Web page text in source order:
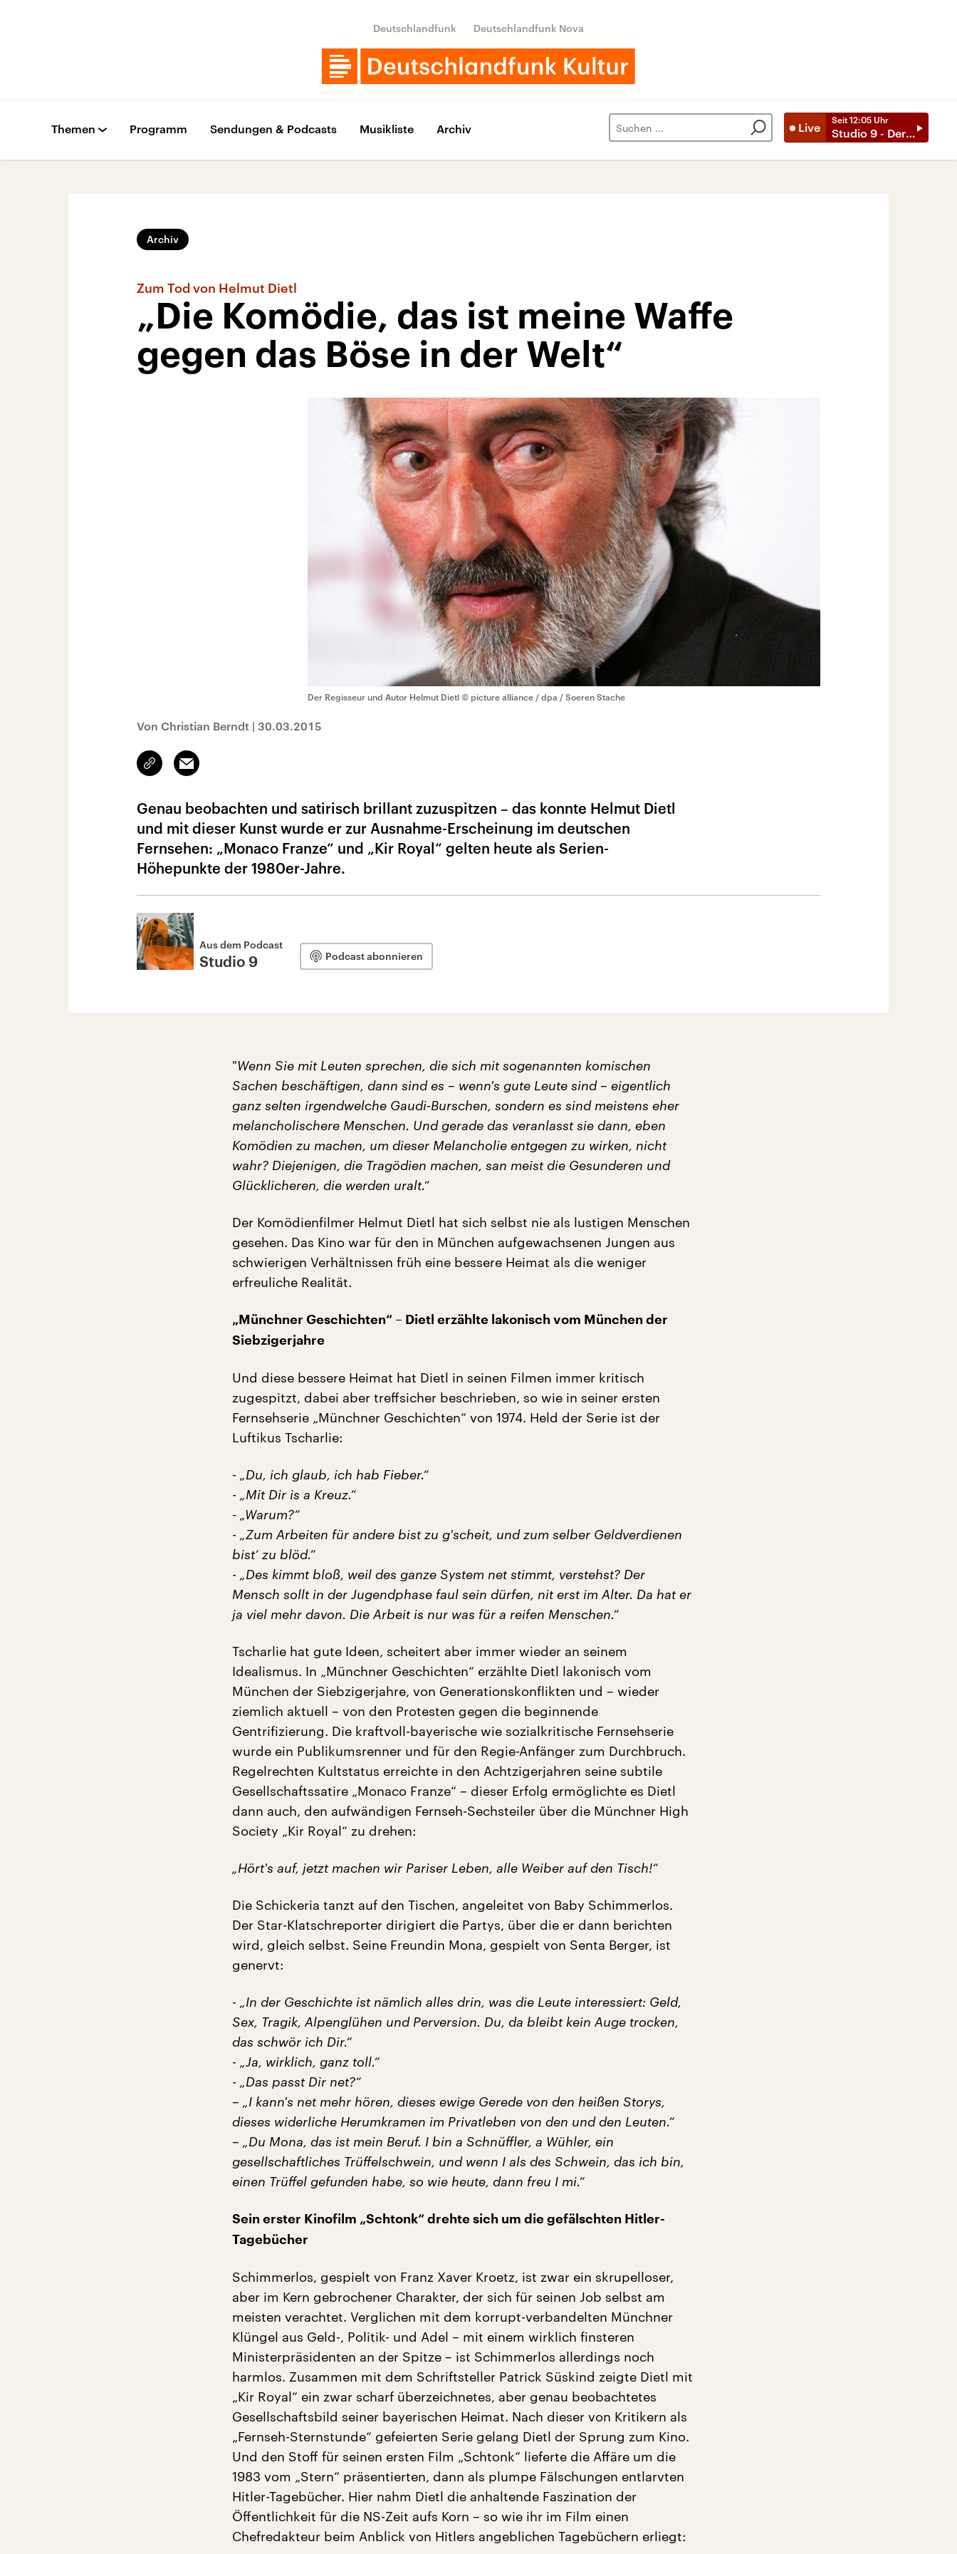
Deutschlandfunk Deutschlandfunk Nova
Live
Seit 12:05 Uhr
Studio 9 - Der Tag mit
Themen Programm Sendungen & Podcasts Musikliste Archiv
Archiv
Zum Tod von Helmut Dietl
„Die Komödie, das ist meine Waffe
gegen das Böse in der Welt“
Der Regisseur und Autor Helmut Dietl © picture alliance / dpa / Soeren Stache
Von Christian Berndt | 30.03.2015
Link
kopieren/teilen
Email
Genau beobachten und satirisch brillant zuzuspitzen – das konnte Helmut Dietl
und mit dieser Kunst wurde er zur Ausnahme-Erscheinung im deutschen
Fernsehen: „Monaco Franze“ und „Kir Royal“ gelten heute als Serien-
Höhepunkte der 1980er-Jahre.
Aus dem Podcast
Studio 9 Podcast abonnieren
"Wenn Sie mit Leuten sprechen, die sich mit sogenannten komischen
Sachen beschäftigen, dann sind es – wenn's gute Leute sind – eigentlich
ganz selten irgendwelche Gaudi-Burschen, sondern es sind meistens eher
melancholischere Menschen. Und gerade das veranlasst sie dann, eben
Komödien zu machen, um dieser Melancholie entgegen zu wirken, nicht
wahr? Diejenigen, die Tragödien machen, san meist die Gesunderen und
Glücklicheren, die werden uralt.“
Der Komödienfilmer Helmut Dietl hat sich selbst nie als lustigen Menschen
gesehen. Das Kino war für den in München aufgewachsenen Jungen aus
schwierigen Verhältnissen früh eine bessere Heimat als die weniger
erfreuliche Realität.
„Münchner Geschichten“ – Dietl erzählte lakonisch vom München der
Siebzigerjahre
Und diese bessere Heimat hat Dietl in seinen Filmen immer kritisch
zugespitzt, dabei aber treffsicher beschrieben, so wie in seiner ersten
Fernsehserie „Münchner Geschichten“ von 1974. Held der Serie ist der
Luftikus Tscharlie:
- „Du, ich glaub, ich hab Fieber.“
- „Mit Dir is a Kreuz.“
- „Warum?“
- „Zum Arbeiten für andere bist zu g'scheit, und zum selber Geldverdienen
bist‘ zu blöd.“
- „Des kimmt bloß, weil des ganze System net stimmt, verstehst? Der
Mensch sollt in der Jugendphase faul sein dürfen, nit erst im Alter. Da hat er
ja viel mehr davon. Die Arbeit is nur was für a reifen Menschen.“
Tscharlie hat gute Ideen, scheitert aber immer wieder an seinem
Idealismus. In „Münchner Geschichten“ erzählte Dietl lakonisch vom
München der Siebzigerjahre, von Generationskonflikten und – wieder
ziemlich aktuell – von den Protesten gegen die beginnende
Gentrifizierung. Die kraftvoll-bayerische wie sozialkritische Fernsehserie
wurde ein Publikumsrenner und für den Regie-Anfänger zum Durchbruch.
Regelrechten Kultstatus erreichte in den Achtzigerjahren seine subtile
Gesellschaftssatire „Monaco Franze“ – dieser Erfolg ermöglichte es Dietl
dann auch, den aufwändigen Fernseh-Sechsteiler über die Münchner High
Society „Kir Royal“ zu drehen:
„Hört's auf, jetzt machen wir Pariser Leben, alle Weiber auf den Tisch!“
Die Schickeria tanzt auf den Tischen, angeleitet von Baby Schimmerlos.
Der Star-Klatschreporter dirigiert die Partys, über die er dann berichten
wird, gleich selbst. Seine Freundin Mona, gespielt von Senta Berger, ist
genervt:
- „In der Geschichte ist nämlich alles drin, was die Leute interessiert: Geld,
Sex, Tragik, Alpenglühen und Perversion. Du, da bleibt kein Auge trocken,
das schwör ich Dir.“
- „Ja, wirklich, ganz toll.“
- „Das passt Dir net?“
– „I kann's net mehr hören, dieses ewige Gerede von den heißen Storys,
dieses widerliche Herumkramen im Privatleben von den und den Leuten.“
– „Du Mona, das ist mein Beruf. I bin a Schnüffler, a Wühler, ein
gesellschaftliches Trüffelschwein, und wenn I als des Schwein, das ich bin,
einen Trüffel gefunden habe, so wie heute, dann freu I mi.“
Sein erster Kinofilm „Schtonk“ drehte sich um die gefälschten Hitler-
Tagebücher
Schimmerlos, gespielt von Franz Xaver Kroetz, ist zwar ein skrupelloser,
aber im Kern gebrochener Charakter, der sich für seinen Job selbst am
meisten verachtet. Verglichen mit dem korrupt-verbandelten Münchner
Klüngel aus Geld-, Politik- und Adel – mit einem wirklich finsteren
Ministerpräsidenten an der Spitze – ist Schimmerlos allerdings noch
harmlos. Zusammen mit dem Schriftsteller Patrick Süskind zeigte Dietl mit
„Kir Royal“ ein zwar scharf überzeichnetes, aber genau beobachtetes
Gesellschaftsbild seiner bayerischen Heimat. Nach dieser von Kritikern als
„Fernseh-Sternstunde“ gefeierten Serie gelang Dietl der Sprung zum Kino.
Und den Stoff für seinen ersten Film „Schtonk“ lieferte die Affäre um die
1983 vom „Stern“ präsentierten, dann als plumpe Fälschungen entlarvten
Hitler-Tagebücher. Hier nahm Dietl die anhaltende Faszination der
Öffentlichkeit für die NS-Zeit aufs Korn – so wie ihr im Film einen
Chefredakteur beim Anblick von Hitlers angeblichen Tagebüchern erliegt: